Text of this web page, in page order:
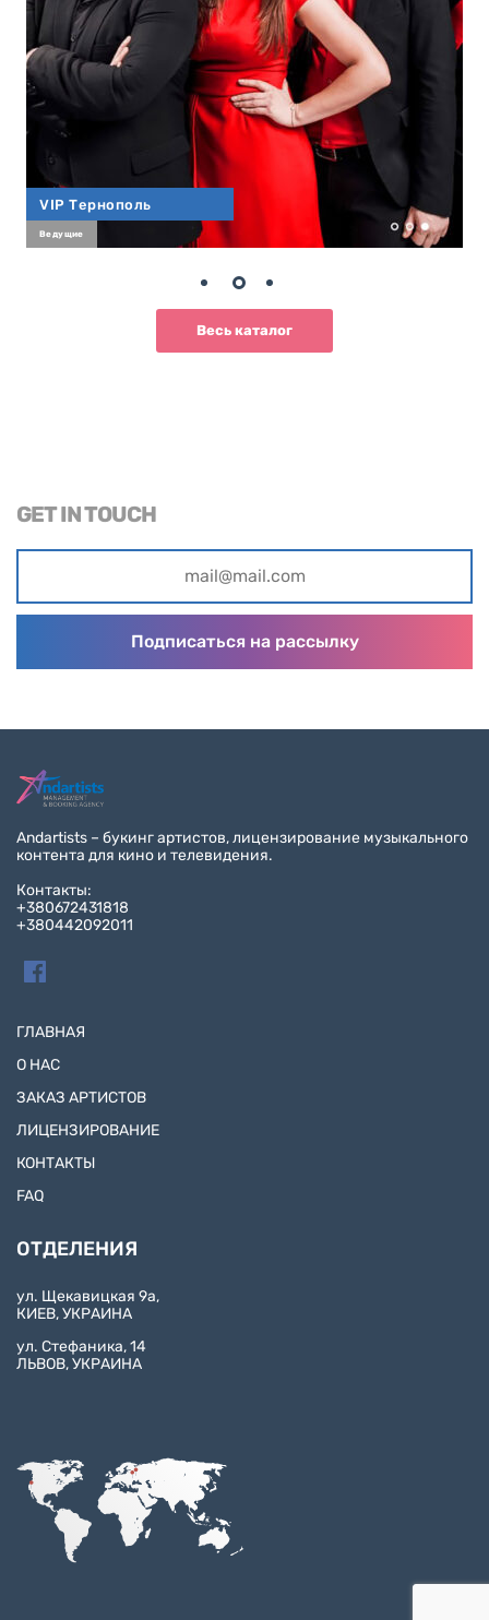
VIP Тернополь
Ведущие
Весь каталог
GET IN TOUCH
Andartists – букинг артистов, лицензирование музыкального
контента для кино и телевидения.
Контакты:
+380672431818
+380442092011
ГЛАВНАЯ
О НАС
ЗАКАЗ АРТИСТОВ
ЛИЦЕНЗИРОВАНИЕ
КОНТАКТЫ
FAQ
ОТДЕЛЕНИЯ
ул. Щекавицкая 9а,
КИЕВ, УКРАИНА
ул. Стефаника, 14
ЛЬВОВ, УКРАИНА